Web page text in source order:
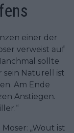
einer der
verweist auf
sollte
sein Naturell ist
Am Ende
Anstiegen.
„Wout ist